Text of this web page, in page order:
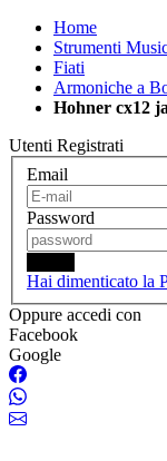
Home
Strumenti
Fiati
Armoniche a
Hohner cx12
Utenti Registrati
Email
Password
Hai dimenticato la
Oppure accedi con
Facebook
Google